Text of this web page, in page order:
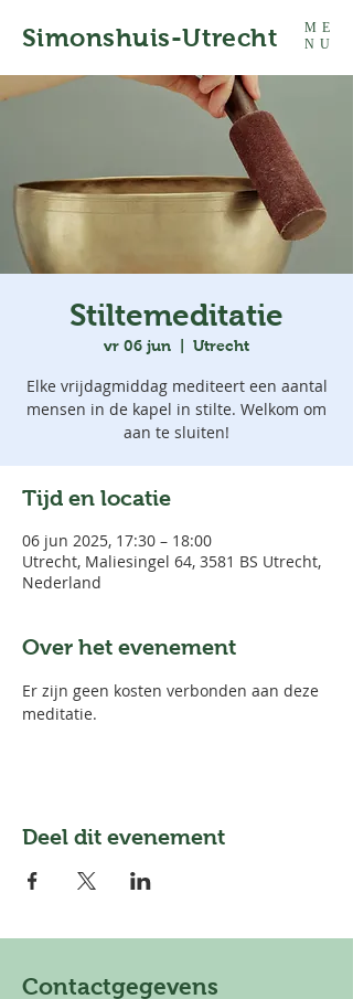
ME
NU
Simonshuis-Utrecht
Stiltemeditatie
vr 06 jun Utrecht
Elke vrijdagmiddag mediteert een aantal
mensen in de kapel in stilte. Welkom om
aan te sluiten!
Tijd en locatie
06 jun 2025, 17:30 – 18:00
Utrecht, Maliesingel 64, 3581 BS Utrecht,
Nederland
Over het evenement
Er zijn geen kosten verbonden aan deze
meditatie.
Deel dit evenement
Contactgegevens